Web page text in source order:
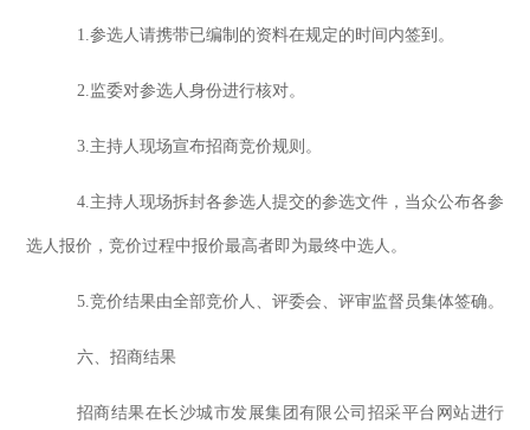
1.参选人请携带已编制的资料在规定的时间内签到。
2.监委对参选人身份进行核对。
3.主持人现场宣布招商竞价规则。
4.主持人现场拆封各参选人提交的参选文件，当众公布各参
选人报价，竞价过程中报价最高者即为最终中选人。
5.竞价结果由全部竞价人、评委会、评审监督员集体签确。
六、 招商结果
招商结果在长沙城市发展集团有限公司招采平台网站进行